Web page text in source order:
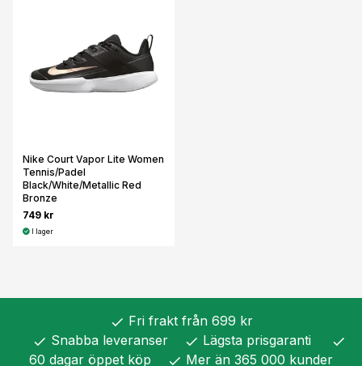
Nike Court Vapor Lite Women
Tennis/Padel
Black/White/Metallic Red
Bronze
749 kr
I lager
check Fri frakt från 699 kr
check Snabba leveranser check Lägsta prisgaranti check
60 dagar öppet köp check Mer än 365 000 kunder